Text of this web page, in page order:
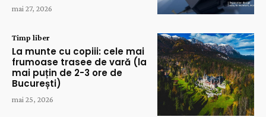
mai 27, 2026
Timp liber
La munte cu copiii: cele mai
frumoase trasee de vară (la
mai puțin de 2-3 ore de
București)
mai 25, 2026